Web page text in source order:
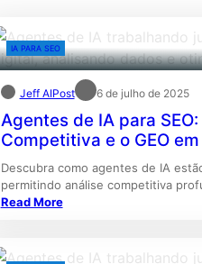
IA PARA SEO
Jeff AIPost 6 de julho de 2025
Agentes de IA para
Competitiva e o GEO
Descubra como agentes de IA
permitindo análise competitiva
Read More